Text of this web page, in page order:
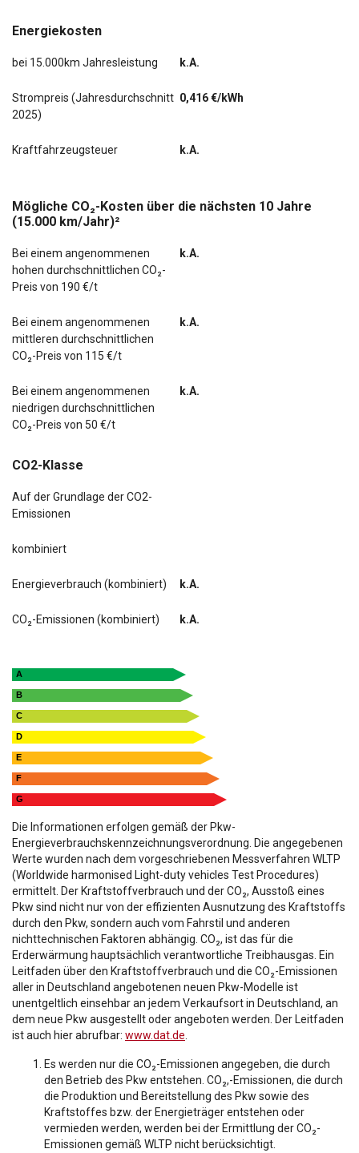
Energiekosten
bei 15.000km Jahresleistung k.A.
Strompreis (Jahresdurchschnitt
2025)
0,416 €/kWh
Kraftfahrzeugsteuer k.A.
Mögliche CO₂-Kosten über die nächsten 10 Jahre
(15.000 km/Jahr)²
Bei einem angenommenen
hohen durchschnittlichen CO₂-
Preis von 190 €/t
k.A.
Bei einem angenommenen
mittleren durchschnittlichen
CO₂-Preis von 115 €/t
k.A.
Bei einem angenommenen
niedrigen durchschnittlichen
CO₂-Preis von 50 €/t
k.A.
CO2-Klasse
Auf der Grundlage der CO2-
Emissionen
kombiniert
Energieverbrauch (kombiniert) k.A.
CO₂-Emissionen (kombiniert) k.A.
A
B
C
D
E
F
G
Die Informationen erfolgen gemäß der Pkw-
Energieverbrauchskennzeichnungsverordnung. Die angegebenen
Werte wurden nach dem vorgeschriebenen Messverfahren WLTP
(Worldwide harmonised Light-duty vehicles Test Procedures)
ermittelt. Der Kraftstoffverbrauch und der CO₂, Ausstoß eines
Pkw sind nicht nur von der effizienten Ausnutzung des Kraftstoffs
durch den Pkw, sondern auch vom Fahrstil und anderen
nichttechnischen Faktoren abhängig. CO₂, ist das für die
Erderwärmung hauptsächlich verantwortliche Treibhausgas. Ein
Leitfaden über den Kraftstoffverbrauch und die CO₂-Emissionen
aller in Deutschland angebotenen neuen Pkw-Modelle ist
unentgeltlich einsehbar an jedem Verkaufsort in Deutschland, an
dem neue Pkw ausgestellt oder angeboten werden. Der Leitfaden
ist auch hier abrufbar: www.dat.de.
Es werden nur die CO₂-Emissionen angegeben, die durch
den Betrieb des Pkw entstehen. CO₂,-Emissionen, die durch
die Produktion und Bereitstellung des Pkw sowie des
Kraftstoffes bzw. der Energieträger entstehen oder
vermieden werden, werden bei der Ermittlung der CO₂-
Emissionen gemäß WLTP nicht berücksichtigt.